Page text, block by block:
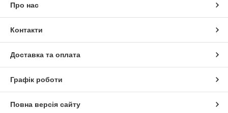
Про нас
Контакти
Доставка та оплата
Графік роботи
Повна версія сайту